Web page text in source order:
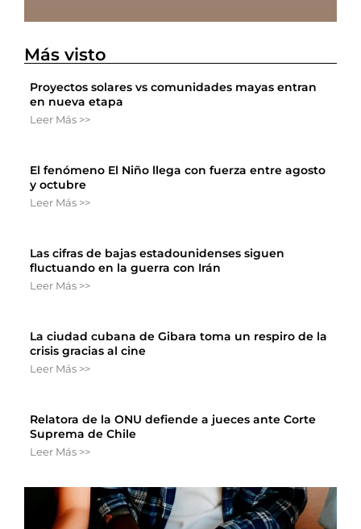
Más visto
Proyectos solares vs comunidades mayas entran
en nueva etapa
Leer Más >>
El fenómeno El Niño llega con fuerza entre agosto
y octubre
Leer Más >>
Las cifras de bajas estadounidenses siguen
fluctuando en la guerra con Irán
Leer Más >>
La ciudad cubana de Gibara toma un respiro de la
crisis gracias al cine
Leer Más >>
Relatora de la ONU defiende a jueces ante Corte
Suprema de Chile
Leer Más >>